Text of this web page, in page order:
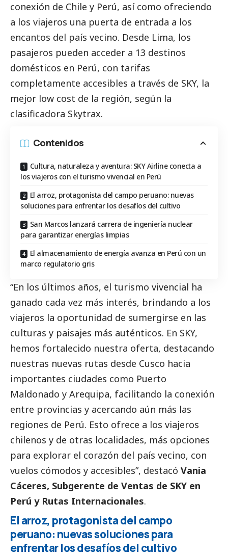
conexión de Chile y Perú, así como ofreciendo
a los viajeros una puerta de entrada a los
encantos del país vecino. Desde Lima, los
pasajeros pueden acceder a 13 destinos
domésticos en Perú, con tarifas
completamente accesibles a través de SKY, la
mejor low cost de la región, según la
clasificadora Skytrax.
Contenidos
Cultura, naturaleza y aventura: SKY Airline conecta a
los viajeros con el turismo vivencial en Perú
El arroz, protagonista del campo peruano: nuevas
soluciones para enfrentar los desafíos del cultivo
San Marcos lanzará carrera de ingeniería nuclear
para garantizar energías limpias
El almacenamiento de energía avanza en Perú con un
marco regulatorio gris
“En los últimos años, el turismo vivencial ha
ganado cada vez más interés, brindando a los
viajeros la oportunidad de sumergirse en las
culturas y paisajes más auténticos. En SKY,
hemos fortalecido nuestra oferta, destacando
nuestras nuevas rutas desde Cusco hacia
importantes ciudades como Puerto
Maldonado y Arequipa, facilitando la conexión
entre provincias y acercando aún más las
regiones de Perú. Esto ofrece a los viajeros
chilenos y de otras localidades, más opciones
para explorar el corazón del país vecino, con
vuelos cómodos y accesibles”, destacó Vania
Cáceres, Subgerente de Ventas de SKY en
Perú y Rutas Internacionales.
El arroz, protagonista del campo
peruano: nuevas soluciones para
enfrentar los desafíos del cultivo